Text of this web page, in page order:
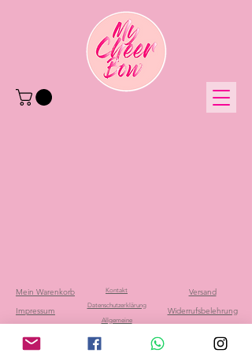
Mein Warenkorb
Impressum
Versand
Widerrufsbelehrung
Kontakt
Datenschutzerklärung
Allgemeine